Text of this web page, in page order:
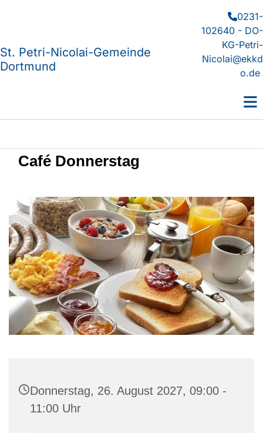
St. Petri-Nicolai-Gemeinde
Dortmund
0231-
102640 - DO-
KG-Petri-
Nicolai@ekkd
o.de
Café Donnerstag
Donnerstag, 26. August 2027, 09:00 -
11:00 Uhr